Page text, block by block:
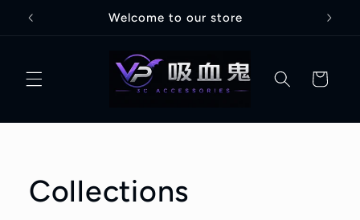
跳至內
容
Welcome to our store
物
Collections